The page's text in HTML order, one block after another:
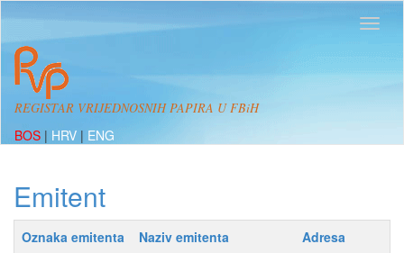
REGISTAR VRIJEDNOSNIH PAPIRA U FBiH
BOS | HRV | ENG
Emitent
Oznaka emitenta Naziv emitenta
Adresa